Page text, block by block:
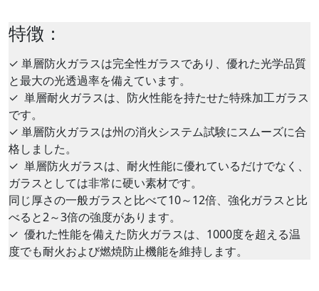
特徴：
✓ 単層防火ガラスは完全性ガラスであり、優れた光学品質
と最大の光透過率を備えています。
✓ 単層耐火ガラスは、防火性能を持たせた特殊加工ガラス
です。
✓ 単層防火ガラスは州の消火システム試験にスムーズに合
格しました。
✓ 単層防火ガラスは、耐火性能に優れているだけでなく、
ガラスとしては非常に硬い素材です。
同じ厚さの一般ガラスと比べて10～12倍、強化ガラスと比
べると2～3倍の強度があります。
✓ 優れた性能を備えた防火ガラスは、1000度を超える温
度でも耐火および燃焼防止機能を維持します。